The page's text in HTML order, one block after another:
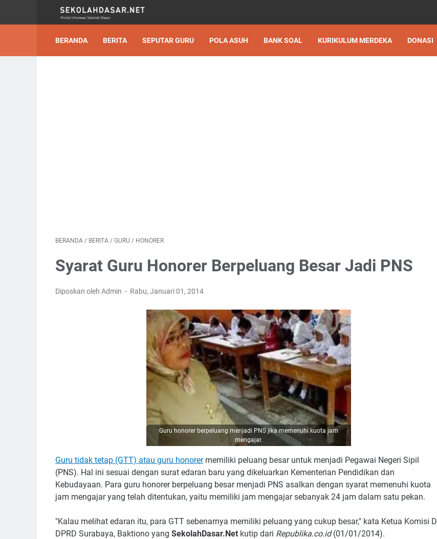
BERANDA BERITA SEPUTAR GURU POLA ASUH BANK SOAL KURIKULUM MERDEKA DONASI
BERANDA / BERITA / GURU / HONORER
Syarat Guru Honorer Berpeluang Besar Jadi PNS
Diposkan oleh Admin Rabu, Januari 01, 2014
Guru honorer berpeluang menjadi PNS jika memenuhi kuota jam
mengajar.
Guru tidak tetap (GTT) atau guru honorermemiliki peluang besar untuk menjadi Pegawai Negeri Sipil
(PNS). Hal ini sesuai dengan surat edaran baru yang dikeluarkan Kementerian Pendidikan dan
Kebudayaan. Para guru honorer berpeluang besar menjadi PNS asalkan dengan syarat memenuhi kuota
jam mengajar yang telah ditentukan, yaitu memiliki jam mengajar sebanyak 24 jam dalam satu pekan.
"Kalau melihat edaran itu, para GTT sebenarnya memiliki peluang yang cukup besar," kata Ketua Komisi D
DPRD Surabaya, Baktiono yang SekolahDasar.Net kutip dari Republika.co.id(01/01/2014).